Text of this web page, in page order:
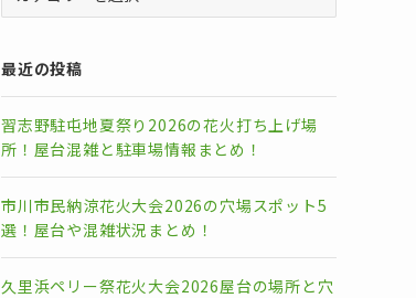
ー
最近の投稿
習志野駐屯地夏祭り2026の花火打ち上げ場
所！屋台混雑と駐車場情報まとめ！
市川市民納涼花火大会2026の穴場スポット5
選！屋台や混雑状況まとめ！
久里浜ペリー祭花火大会2026屋台の場所と穴